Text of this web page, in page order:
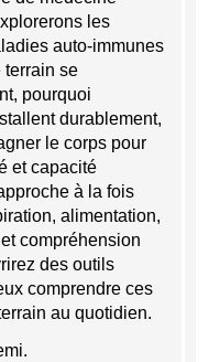
les
auto-immunes
terrain se
pourquoi
durablement,
le corps pour
et capacité
à la fois
alimentation,
compréhension
des outils
comprendre ces
au quotidien.